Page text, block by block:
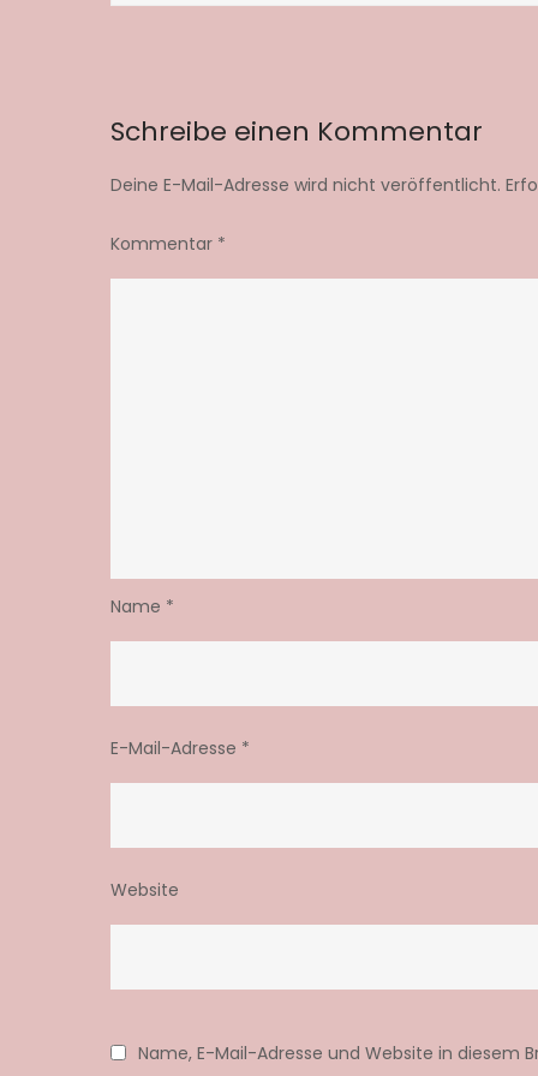
Schreibe einen Kommentar
Deine E-Mail-Adresse wird nicht veröffentlicht.
Kommentar *
Name *
E-Mail-Adresse *
Website
Name, E-Mail-Adresse und Website in diesem